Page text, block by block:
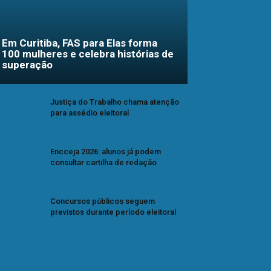
Em Curitiba, FAS para Elas forma
100 mulheres e celebra histórias de
superação
Justiça do Trabalho chama atenção
para assédio eleitoral
Encceja 2026: alunos já podem
consultar cartilha de redação
Concursos públicos seguem
previstos durante período eleitoral